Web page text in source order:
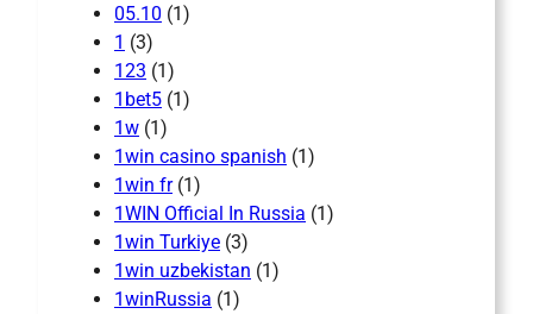
05.10 (1)
1 (3)
123 (1)
1bet5 (1)
1w (1)
1win casino spanish (1)
1win fr(1)
1WIN Official In Russia (1)
1win Turkiye (3)
1win uzbekistan (1)
1winRussia (1)